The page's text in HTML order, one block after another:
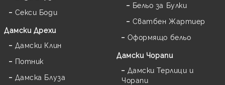
Секси Боди
Дамски Дрехи
Дамски Клин
Потник
Дамска Блуза
Бельо за Булки
Сватбен Жартиер
Оформящо бельо
Дамски Чорапи
Дамски Терлици и
Чорапи